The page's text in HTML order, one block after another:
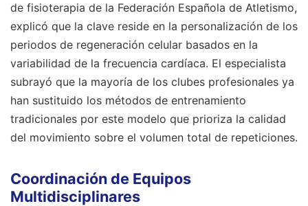
de fisioterapia de la Federación Española de Atletismo,
explicó que la clave reside en la personalización de los
periodos de regeneración celular basados en la
variabilidad de la frecuencia cardíaca. El especialista
subrayó que la mayoría de los clubes profesionales ya
han sustituido los métodos de entrenamiento
tradicionales por este modelo que prioriza la calidad
del movimiento sobre el volumen total de repeticiones.
Coordinación de Equipos
Multidisciplinares